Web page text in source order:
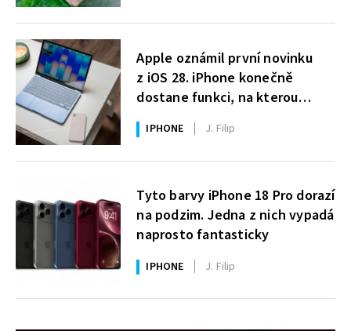
Apple oznámil první novinku
z iOS 28. iPhone konečně
dostane funkci, na kterou
uživatelé Windows čekají roky
IPHONE J. Filip
Tyto barvy iPhone 18 Pro dorazí
na podzim. Jedna z nich vypadá
naprosto fantasticky
IPHONE J. Filip